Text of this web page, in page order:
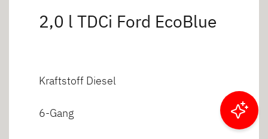
2,0 l TDCi Ford EcoBlue
Kraftstoff Diesel
6-Gang
Ergebnisse filtern